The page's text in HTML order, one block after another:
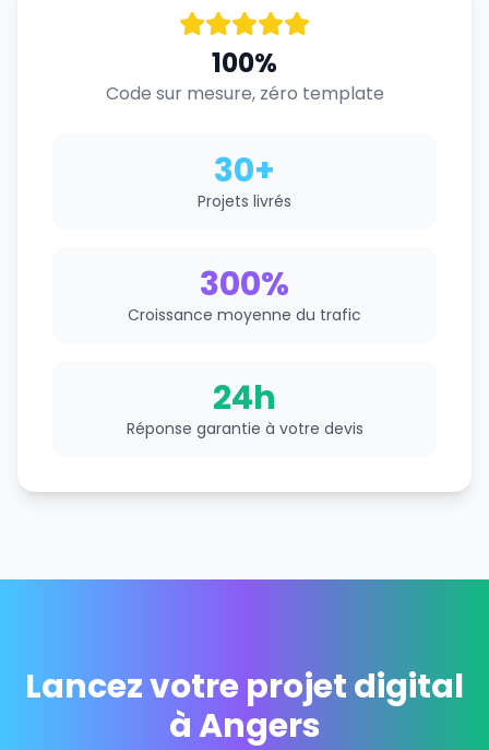
100%
Code sur mesure, zéro template
30+
Projets livrés
300%
Croissance moyenne du trafic
24h
Réponse garantie à votre devis
Lancez votre projet digital
à Angers